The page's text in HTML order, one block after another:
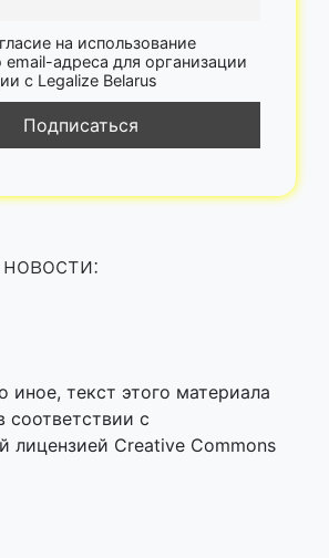
на использование
email-адреса для организации
с Legalize Belarus
иное, текст этого материала
соответствии с
лицензией Creative Commons